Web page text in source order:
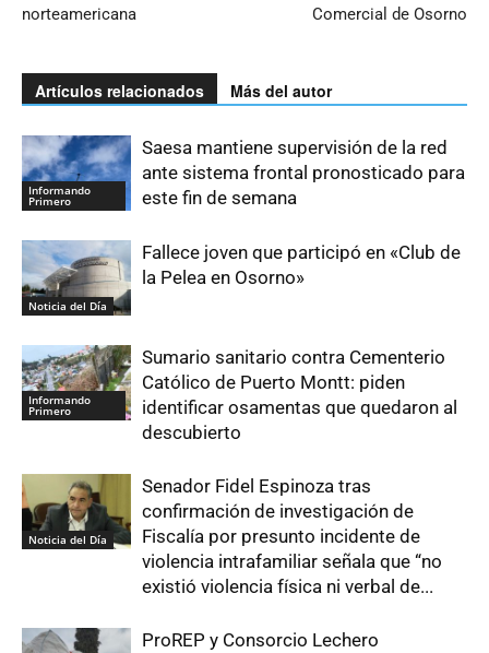
norteamericana
Comercial de Osorno
Artículos relacionados Más del autor
Informando
Primero
Saesa mantiene supervisión de la red
ante sistema frontal pronosticado para
este fin de semana
Noticia del Día
Fallece joven que participó en «Club de
la Pelea en Osorno»
Informando
Primero
Sumario sanitario contra Cementerio
Católico de Puerto Montt: piden
identificar osamentas que quedaron al
descubierto
Noticia del Día
Senador Fidel Espinoza tras
confirmación de investigación de
Fiscalía por presunto incidente de
violencia intrafamiliar señala que “no
existió violencia física ni verbal de...
ProREP y Consorcio Lechero